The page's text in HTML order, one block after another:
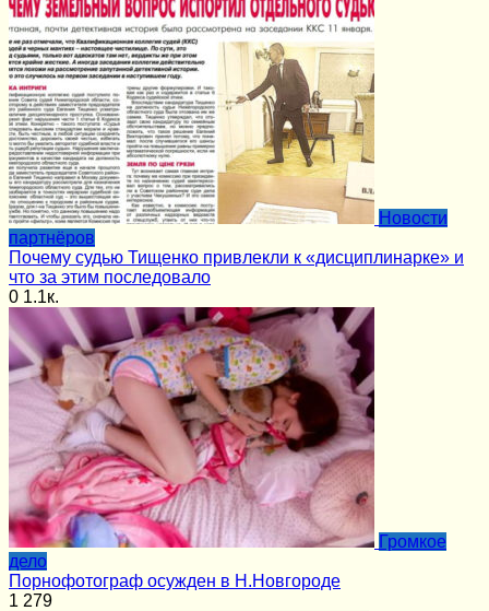
Новости
партнёров
Почему судью Тищенко привлекли к «дисциплинарке» и
что за этим последовало
0 1.1к.
Громкое
дело
Порнофотограф осужден в Н.Новгороде
1 279